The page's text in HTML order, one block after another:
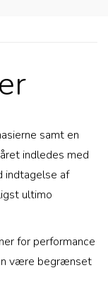
samt en
indledes med
indtagelse af
ultimo
for performance
være begrænset